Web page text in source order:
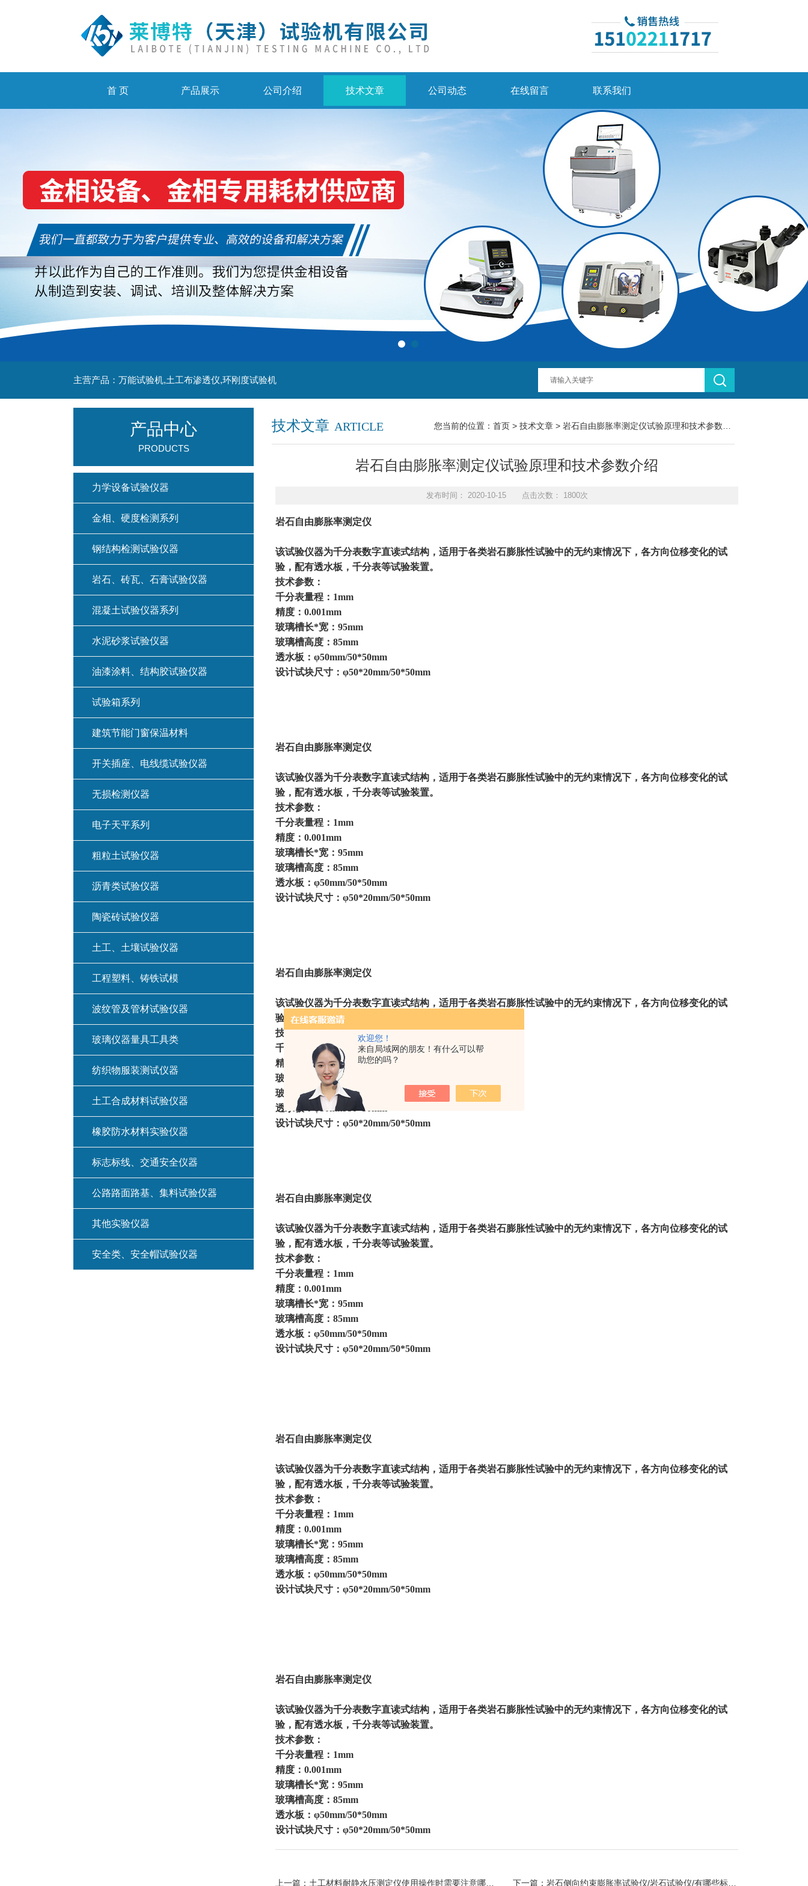
欢迎您！
来自局域网的朋友！有什么可以帮
助您的吗？
首 页 产品展示 公司介绍 技术文章 公司动态 在线留言 联系我们
主营产品：万能试验机,土工布渗透仪,环刚度试验机
技术文章 ARTICLE 您当前的位置： 首页 > 技术文章 > 岩石自由膨胀率测定仪试验原理和技术参数介绍
岩石自由膨胀率测定仪试验原理和技术参数介绍
发布时间： 2020-10-15 点击次数： 1800次
岩石自由膨胀率测定仪
该试验仪器为千分表数字直读式结构，适用于各类岩石膨胀性试验中的无约束情况下，各方向位移变化的试
验，配有透水板，千分表等试验装置。
技术参数：
千分表量程：1mm
精度：0.001mm
玻璃槽长*宽：95mm
玻璃槽高度：85mm
透水板：φ50mm/50*50mm
设计试块尺寸：φ50*20mm/50*50mm
岩石自由膨胀率测定仪
该试验仪器为千分表数字直读式结构，适用于各类岩石膨胀性试验中的无约束情况下，各方向位移变化的试
验，配有透水板，千分表等试验装置。
技术参数：
千分表量程：1mm
精度：0.001mm
玻璃槽长*宽：95mm
玻璃槽高度：85mm
透水板：φ50mm/50*50mm
设计试块尺寸：φ50*20mm/50*50mm
岩石自由膨胀率测定仪
该试验仪器为千分表数字直读式结构，适用于各类岩石膨胀性试验中的无约束情况下，各方向位移变化的试
验，配有透水板，千分表等试验装置。
技术参数：
千分表量程：1mm
精度：0.001mm
玻璃槽长*宽：95mm
玻璃槽高度：85mm
透水板：φ50mm/50*50mm
设计试块尺寸：φ50*20mm/50*50mm
岩石自由膨胀率测定仪
该试验仪器为千分表数字直读式结构，适用于各类岩石膨胀性试验中的无约束情况下，各方向位移变化的试
验，配有透水板，千分表等试验装置。
技术参数：
千分表量程：1mm
精度：0.001mm
玻璃槽长*宽：95mm
玻璃槽高度：85mm
透水板：φ50mm/50*50mm
设计试块尺寸：φ50*20mm/50*50mm
岩石自由膨胀率测定仪
该试验仪器为千分表数字直读式结构，适用于各类岩石膨胀性试验中的无约束情况下，各方向位移变化的试
验，配有透水板，千分表等试验装置。
技术参数：
千分表量程：1mm
精度：0.001mm
玻璃槽长*宽：95mm
玻璃槽高度：85mm
透水板：φ50mm/50*50mm
设计试块尺寸：φ50*20mm/50*50mm
岩石自由膨胀率测定仪
该试验仪器为千分表数字直读式结构，适用于各类岩石膨胀性试验中的无约束情况下，各方向位移变化的试
验，配有透水板，千分表等试验装置。
技术参数：
千分表量程：1mm
精度：0.001mm
玻璃槽长*宽：95mm
玻璃槽高度：85mm
透水板：φ50mm/50*50mm
设计试块尺寸：φ50*20mm/50*50mm
下一篇： 岩石侧向约束膨胀率试验仪/岩石试验仪/有哪些标准配置？
上一篇： 土工材料耐静水压测定仪使用操作时需要注意哪些事项？
产品中心
PRODUCTS
力学设备试验仪器
金相、硬度检测系列
钢结构检测试验仪器
岩石、砖瓦、石膏试验仪器
混凝土试验仪器系列
水泥砂浆试验仪器
油漆涂料、结构胶试验仪器
试验箱系列
建筑节能门窗保温材料
开关插座、电线缆试验仪器
无损检测仪器
电子天平系列
粗粒土试验仪器
沥青类试验仪器
陶瓷砖试验仪器
土工、土壤试验仪器
工程塑料、铸铁试模
波纹管及管材试验仪器
玻璃仪器量具工具类
纺织物服装测试仪器
土工合成材料试验仪器
橡胶防水材料实验仪器
标志标线、交通安全仪器
公路路面路基、集料试验仪器
其他实验仪器
安全类、安全帽试验仪器